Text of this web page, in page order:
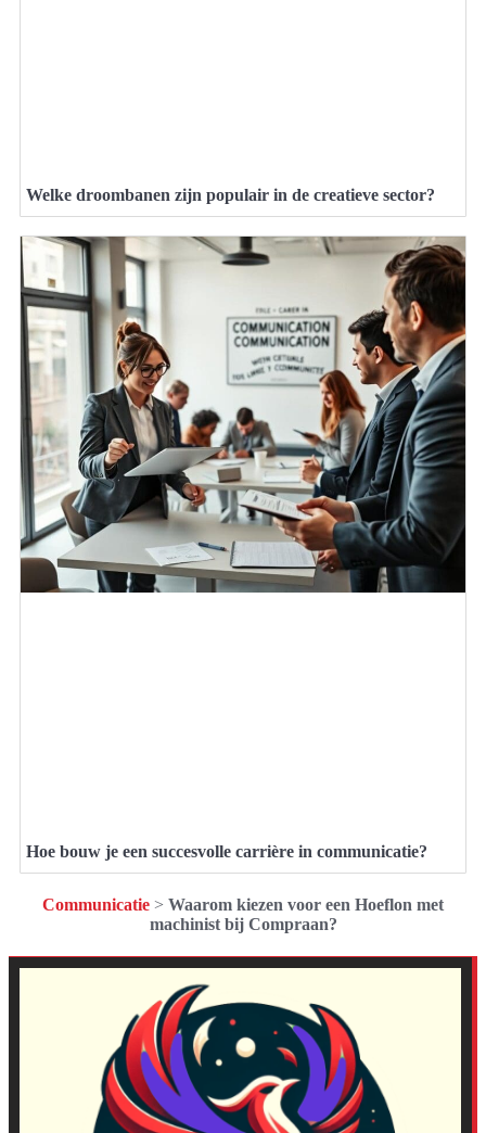
Welke droombanen zijn populair in de creatieve sector?
Hoe bouw je een succesvolle carrière in communicatie?
Communicatie > Waarom kiezen voor een Hoeflon met
machinist bij Compraan?